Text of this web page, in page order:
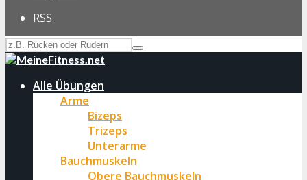
RSS
Alle Übungen
Arme
Bizeps
Trizeps
Unterarme
Bauchmuskeln
Obere Bauchmuskeln